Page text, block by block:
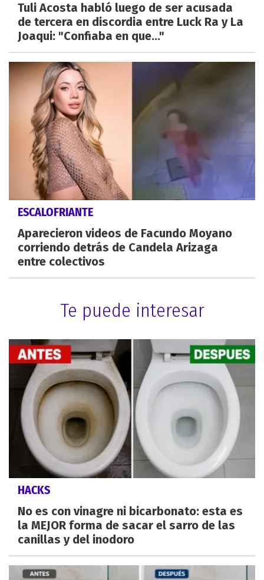
Tuli Acosta habló luego de ser acusada
de tercera en discordia entre Luck Ra y La
Joaqui: "Confiaba en que..."
ESCALOFRIANTE
Aparecieron videos de Facundo Moyano
corriendo detrás de Candela Arizaga
entre colectivos
Te puede interesar
HACKS
No es con vinagre ni bicarbonato: esta es
la MEJOR forma de sacar el sarro de las
canillas y del inodoro